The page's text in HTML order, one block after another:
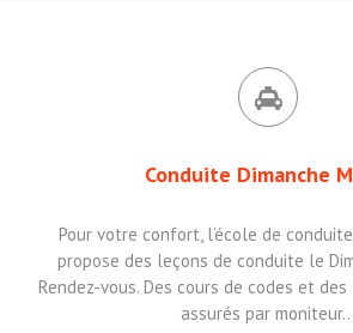
Conduite Dimanche
Pour votre confort, l’école de
propose des leçons de conduite le
Rendez-vous. Des cours de codes et
assurés par moniteur…